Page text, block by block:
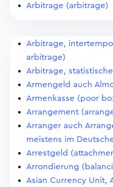
Arbitrage (arbitrage)
Arbitrage,
arbitrage)
Arbitrage,
Armengeld auch
Armenkasse (poor
Arrangement
Arranger auch
meistens im
Arrestgeld
Arrondierung
Asian Currency Unit,